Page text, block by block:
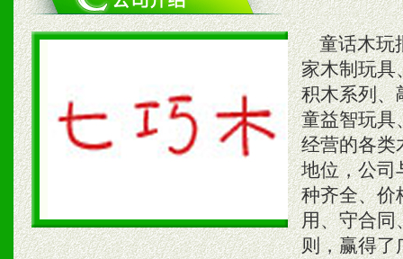
童话木玩
家木制玩具
积木系列、
童益智玩具
经营的各类
地位，公司
种齐全、价
用、守合同
则，赢得了